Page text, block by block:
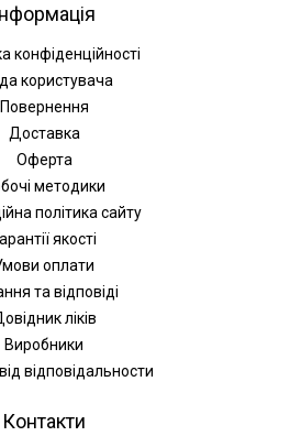
конфіденційності
користувача
Повернення
Доставка
Оферта
методики
політика сайту
якості
оплати
та відповіді
ліків
Виробники
відповідальности
Контакти